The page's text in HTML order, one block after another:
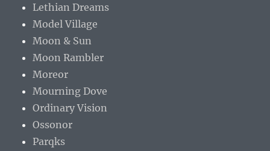
Lethian Dreams
Model Village
Moon & Sun
Moon Rambler
Moreor
Mourning Dove
Ordinary Vision
Ossonor
Parqks